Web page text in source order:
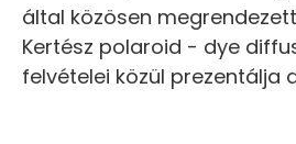
által közösen
Kertész polaroid - dye
felvételei közül prezentálja